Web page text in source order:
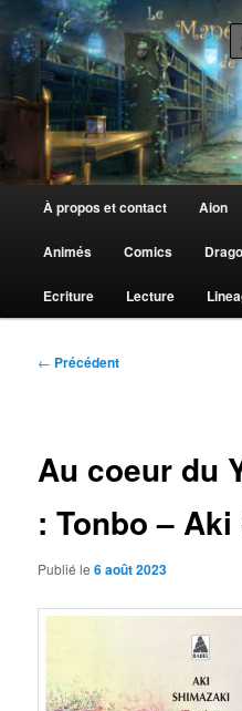
au
contenu
principalLe Manège de
principal
À propos et contact Aion
Animés Comics
Ecriture Lecture
Navigation
← Précédent
Au coeur du
: Tonbo –
Publié le6 août 2023